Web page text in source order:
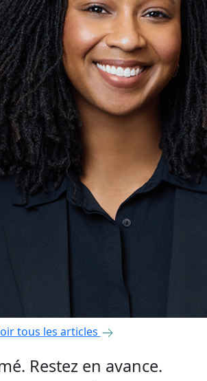
tous les articles
Restez en avance.